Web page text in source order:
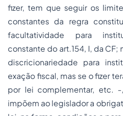
fizer, tem que seguir os
constantes da regra
facultatividade para
constante do art.154, I, da
discricionariedade para
exação fiscal, mas se o fizer
por lei complementar, etc.
impõem ao legislador a